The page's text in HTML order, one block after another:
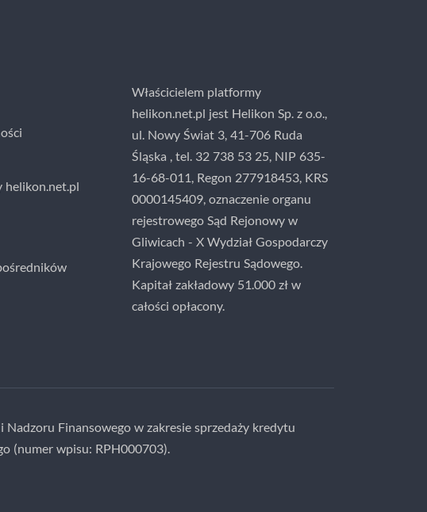
helikon.net.pl
Właścicielem platformy
helikon.net.pl jest Helikon Sp. z o.o.,
ul. Nowy Świat 3, 41-706 Ruda
Śląska , tel. 32 738 53 25, NIP 635-
16-68-011, Regon 277918453, KRS
0000145409, oznaczenie organu
rejestrowego Sąd Rejonowy w
Gliwicach - X Wydział Gospodarczy
Krajowego Rejestru Sądowego.
Kapitał zakładowy 51.000 zł w
całości opłacony.
Finansowego w zakresie sprzedaży kredytu
(numer wpisu: RPH000703).